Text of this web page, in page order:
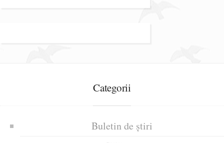
Categorii
Buletin de știri